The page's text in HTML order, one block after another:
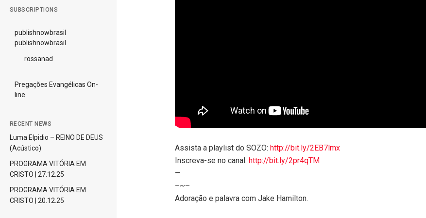
SUBSCRIPTIONS
publishnowbrasil
publishnowbrasil
rossanad
Pregações Evangélicas On-
line
RECENT NEWS
Luma Elpidio – REINO DE DEUS
(Acústico)
PROGRAMA VITÓRIA EM
CRISTO | 27.12.25
PROGRAMA VITÓRIA EM
CRISTO | 20.12.25
Assista a playlist do SOZO: http://bit.ly/2EB7lmx
Inscreva-se no canal: http://bit.ly/2pr4qTM
—
–~–
Adoração e palavra com Jake Hamilton.